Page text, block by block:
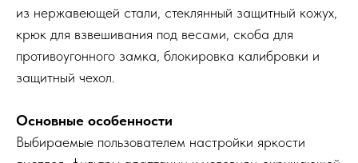
из нержавеющей стали, стеклянный защитный кожух,
крюк для взвешивания под весами, скоба для
противоугонного замка, блокировка калибровки и
защитный чехол.
Основные особенности
Выбираемые пользователем настройки яркости